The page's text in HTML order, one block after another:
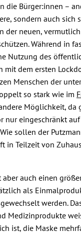
die Bürger:innen –
sondern auch sich
der neuen,
Während in
Nutzung des
mit dem ersten
Menschen der
so stark wie im
Möglichkeit, da
nur eingeschränkt auf
sollen der
in Teilzeit von
auch einen
als
werden.
Medizinprodukte
ist, die Maske